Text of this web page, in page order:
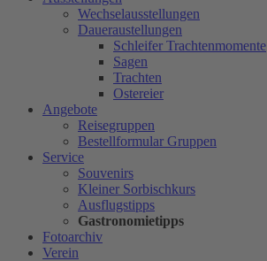
Wechselausstellungen
Daueraustellungen
Schleifer Trachtenmomente
Sagen
Trachten
Ostereier
Angebote
Reisegruppen
Bestellformular Gruppen
Service
Souvenirs
Kleiner Sorbischkurs
Ausflugstipps
Gastronomietipps
Fotoarchiv
Verein